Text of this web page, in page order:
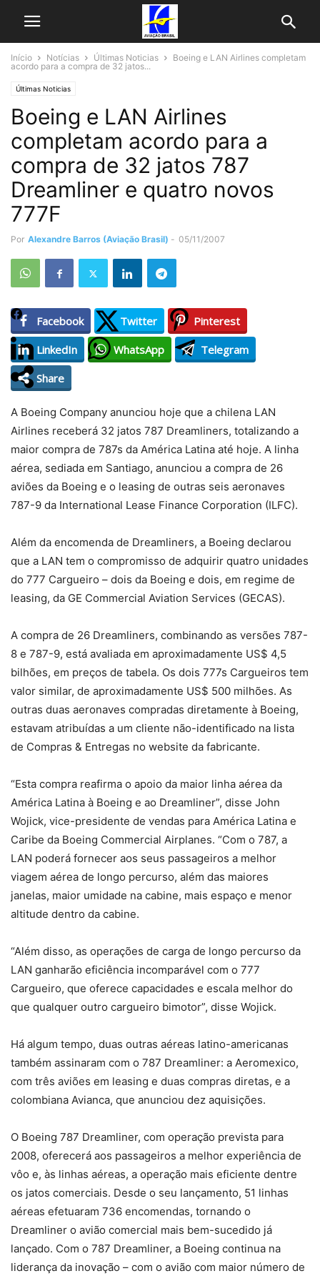
Início Notícias Últimas Noticias
Boeing e LAN Airlines completam
acordo para a compra de 32 jatos...
Últimas Noticias
Boeing e LAN Airlines
completam acordo para a
compra de 32 jatos 787
Dreamliner e quatro novos
777F
Por Alexandre Barros (Aviação Brasil) - 05/11/2007
Facebook Twitter
Pinterest
LinkedIn
WhatsApp
Telegram
Share
A Boeing Company anunciou hoje que a chilena LAN
Airlines receberá 32 jatos 787 Dreamliners, totalizando a
maior compra de 787s da América Latina até hoje. A linha
aérea, sediada em Santiago, anunciou a compra de 26
aviões da Boeing e o leasing de outras seis aeronaves
787-9 da International Lease Finance Corporation (ILFC).
Além da encomenda de Dreamliners, a Boeing declarou
que a LAN tem o compromisso de adquirir quatro unidades
do 777 Cargueiro – dois da Boeing e dois, em regime de
leasing, da GE Commercial Aviation Services (GECAS).
A compra de 26 Dreamliners, combinando as versões 787-
8 e 787-9, está avaliada em aproximadamente US$ 4,5
bilhões, em preços de tabela. Os dois 777s Cargueiros tem
valor similar, de aproximadamente US$ 500 milhões. As
outras duas aeronaves compradas diretamente à Boeing,
estavam atribuídas a um cliente não-identificado na lista
de Compras & Entregas no website da fabricante.
“Esta compra reafirma o apoio da maior linha aérea da
América Latina à Boeing e ao Dreamliner”, disse John
Wojick, vice-presidente de vendas para América Latina e
Caribe da Boeing Commercial Airplanes. “Com o 787, a
LAN poderá fornecer aos seus passageiros a melhor
viagem aérea de longo percurso, além das maiores
janelas, maior umidade na cabine, mais espaço e menor
altitude dentro da cabine.
“Além disso, as operações de carga de longo percurso da
LAN ganharão eficiência incomparável com o 777
Cargueiro, que oferece capacidades e escala melhor do
que qualquer outro cargueiro bimotor”, disse Wojick.
Há algum tempo, duas outras aéreas latino-americanas
também assinaram com o 787 Dreamliner: a Aeromexico,
com três aviões em leasing e duas compras diretas, e a
colombiana Avianca, que anunciou dez aquisições.
O Boeing 787 Dreamliner, com operação prevista para
2008, oferecerá aos passageiros a melhor experiência de
vôo e, às linhas aéreas, a operação mais eficiente dentre
os jatos comerciais. Desde o seu lançamento, 51 linhas
aéreas efetuaram 736 encomendas, tornando o
Dreamliner o avião comercial mais bem-sucedido já
lançado. Com o 787 Dreamliner, a Boeing continua na
liderança da inovação – com o avião com maior número de